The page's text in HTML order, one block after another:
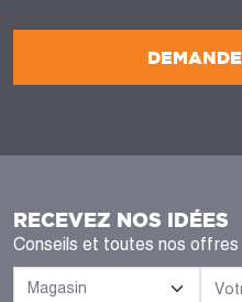
RECEVEZ NOS IDÉES
Conseils et toutes nos offres